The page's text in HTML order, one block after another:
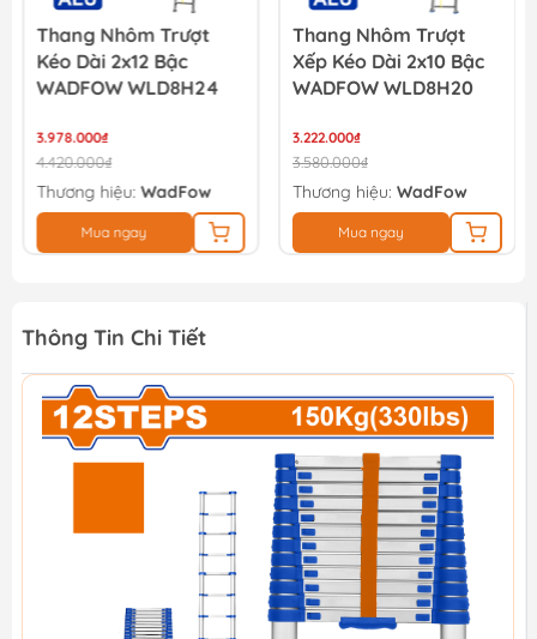
Thang Nhôm Trượt
Kéo Dài 2x12 Bậc
WADFOW WLD8H24
3.978.000₫
4.420.000₫
Thương hiệu: WadFow
Mua ngay
Thang Nhôm Trượt
Xếp Kéo Dài 2x10 Bậc
WADFOW WLD8H20
3.222.000₫
3.580.000₫
Thương hiệu: WadFow
Mua ngay
Thông Tin Chi Tiết